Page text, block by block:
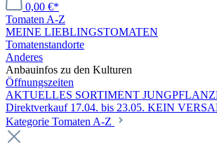
0,00 €*
Tomaten A-Z
MEINE LIEBLINGSTOMATEN
Tomatenstandorte
Anderes
Anbauinfos zu den Kulturen
Öffnungszeiten
AKTUELLES SORTIMENT
Direktverkauf 17.04. bis 23.05. KEIN
Kategorie Tomaten A-Z